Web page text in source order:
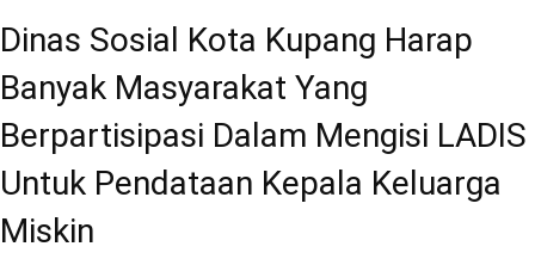
Dinas Sosial Kota Kupang Harap
Banyak Masyarakat Yang
Berpartisipasi Dalam Mengisi LADIS
Untuk Pendataan Kepala Keluarga
Miskin